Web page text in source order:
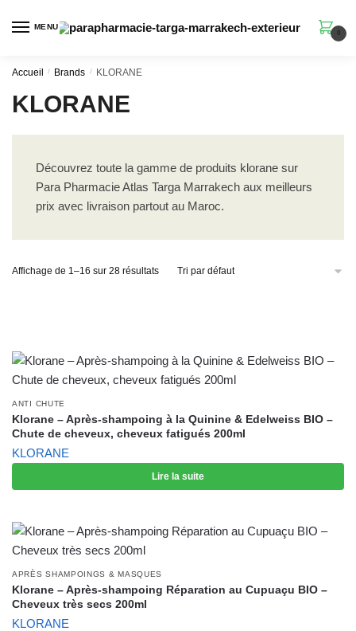
MENU
0
Accueil / Brands / KLORANE
KLORANE
Découvrez toute la gamme de produits klorane sur
Para Pharmacie Atlas Targa Marrakech aux meilleurs
prix avec livraison partout au Maroc.
Affichage de 1–16 sur 28 résultats
ANTI CHUTE
Klorane – Après-shampoing à la Quinine & Edelweiss BIO –
Chute de cheveux, cheveux fatigués 200ml
KLORANE
Lire la suite
APRÈS SHAMPOINGS & MASQUES
Klorane – Après-shampoing Réparation au Cupuaçu BIO –
Cheveux très secs 200ml
KLORANE